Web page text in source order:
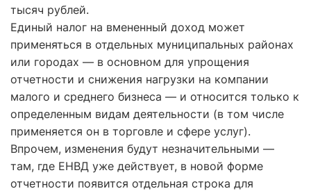
тысяч рублей.
Единый налог на вмененный доход может
применяться в отдельных муниципальных районах
или городах — в основном для упрощения
отчетности и снижения нагрузки на компании
малого и среднего бизнеса — и относится только к
определенным видам деятельности (в том числе
применяется он в торговле и сфере услуг).
Впрочем, изменения будут незначительными —
там, где ЕНВД уже действует, в новой форме
отчетности появится отдельная строка для